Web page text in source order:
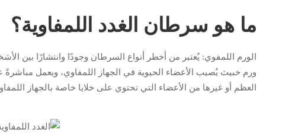
ما هو سرطان الغدد اللمفاوية؟
الورم اللمفوي: يُعتبر من أخطر أنواع السرطان وجودًا وانتشارًا بين
ورم خبيث يُصيب الأعضاء الحيوية في الجهاز اللمفاوي، ويعمل مباشرةً
العظم أو غيرها من الأعضاء التي تحتوي على خلايا خاصة بالجهاز